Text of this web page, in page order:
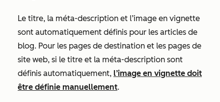
Le titre, la méta-description et l’image en vignette
sont automatiquement définis pour les articles de
blog. Pour les pages de destination et les pages de
site web, si le titre et la méta-description sont
définis automatiquement, l’image en vignette doit
être définie manuellement.